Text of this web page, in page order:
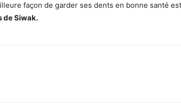
façon de garder ses dents en bonne santé est
de Siwak.